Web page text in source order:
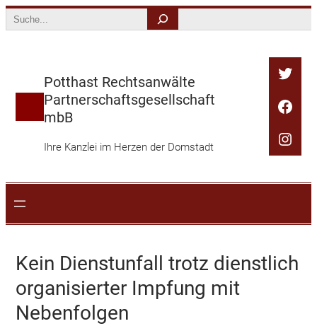
Search
Potthast Rechtsanwälte
Partnerschaftsgesellschaft
mbB
Ihre Kanzlei im Herzen der Domstadt
Kein Dienstunfall trotz dienstlich
organisierter Impfung mit
Nebenfolgen